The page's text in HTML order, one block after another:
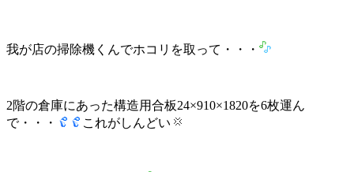
我が店の掃除機くんでホコリを取って・・・
2階の倉庫にあった構造用合板24×910×1820を6枚運ん
で・・・
これがしんどい